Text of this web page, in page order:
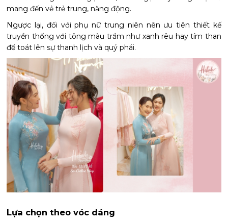
mang đến vẻ trẻ trung, năng động.
Ngược lại, đối với phụ nữ trung niên nên ưu tiên thiết kế
truyền thống với tông màu trầm như xanh rêu hay tím than
để toát lên sự thanh lịch và quý phái.
Lựa chọn theo vóc dáng